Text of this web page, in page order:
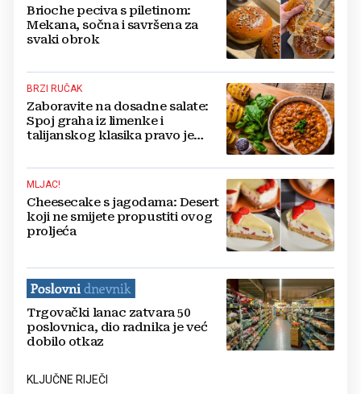
Brioche peciva s piletinom:
Mekana, sočna i savršena za
svaki obrok
BRZI RUČAK
Zaboravite na dosadne salate:
Spoj graha iz limenke i
talijanskog klasika pravo je
MLJAC!
Cheesecake s jagodama: Desert
koji ne smijete propustiti ovog
proljeća
Trgovački lanac zatvara 50
poslovnica, dio radnika je već
dobilo otkaz
KLJUČNE RIJEČI